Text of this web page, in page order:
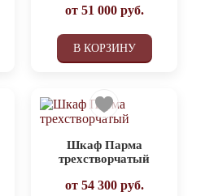
от 51 000руб.
В КОРЗИНУ
Шкаф Парма
трехстворчатый
от 54 300руб.